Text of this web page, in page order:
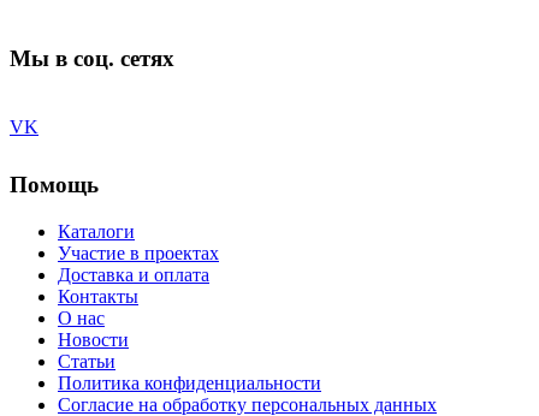
Мы в соц. сетях
VK
Помощь
Каталоги
Участие в проектах
Доставка и оплата
Контакты
О нас
Новости
Статьи
Политика конфиденциальности
Согласие на обработку персональных данных